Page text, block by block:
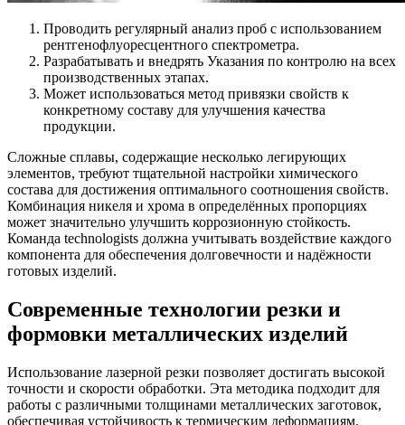
Проводить регулярный анализ проб с использованием
рентгенофлуоресцентного спектрометра.
Разрабатывать и внедрять Указания по контролю на всех
производственных этапах.
Может использоваться метод привязки свойств к
конкретному составу для улучшения качества
продукции.
Сложные сплавы, содержащие несколько легирующих
элементов, требуют тщательной настройки химического
состава для достижения оптимального соотношения свойств.
Комбинация никеля и хрома в определённых пропорциях
может значительно улучшить коррозионную стойкость.
Команда technologists должна учитывать воздействие каждого
компонента для обеспечения долговечности и надёжности
готовых изделий.
Современные технологии резки и
формовки металлических изделий
Использование лазерной резки позволяет достигать высокой
точности и скорости обработки. Эта методика подходит для
работы с различными толщинами металлических заготовок,
обеспечивая устойчивость к термическим деформациям.